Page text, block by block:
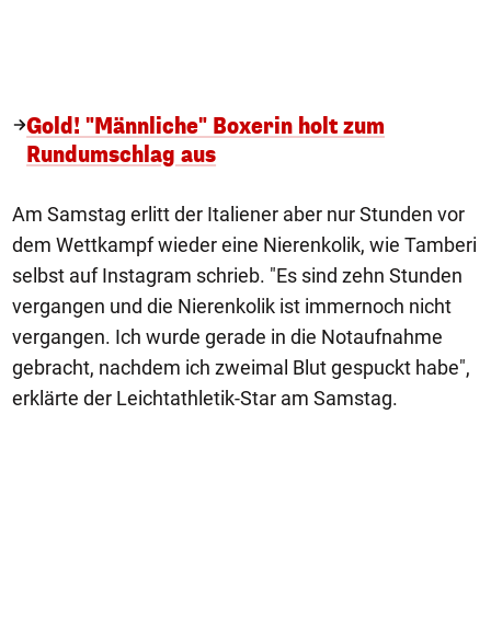
Gold! "Männliche" Boxerin holt zum
Rundumschlag aus
Am Samstag erlitt der Italiener aber nur Stunden vor
dem Wettkampf wieder eine Nierenkolik, wie Tamberi
selbst auf Instagram schrieb. "Es sind zehn Stunden
vergangen und die Nierenkolik ist immernoch nicht
vergangen. Ich wurde gerade in die Notaufnahme
gebracht, nachdem ich zweimal Blut gespuckt habe",
erklärte der Leichtathletik-Star am Samstag.